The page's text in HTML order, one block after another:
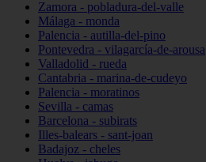
Zamora - pobladura-del-valle
Málaga - monda
Palencia - autilla-del-pino
Pontevedra - vilagarcía-de-arousa
Valladolid - rueda
Cantabria - marina-de-cudeyo
Palencia - moratinos
Sevilla - camas
Barcelona - subirats
Illes-balears - sant-joan
Badajoz - cheles